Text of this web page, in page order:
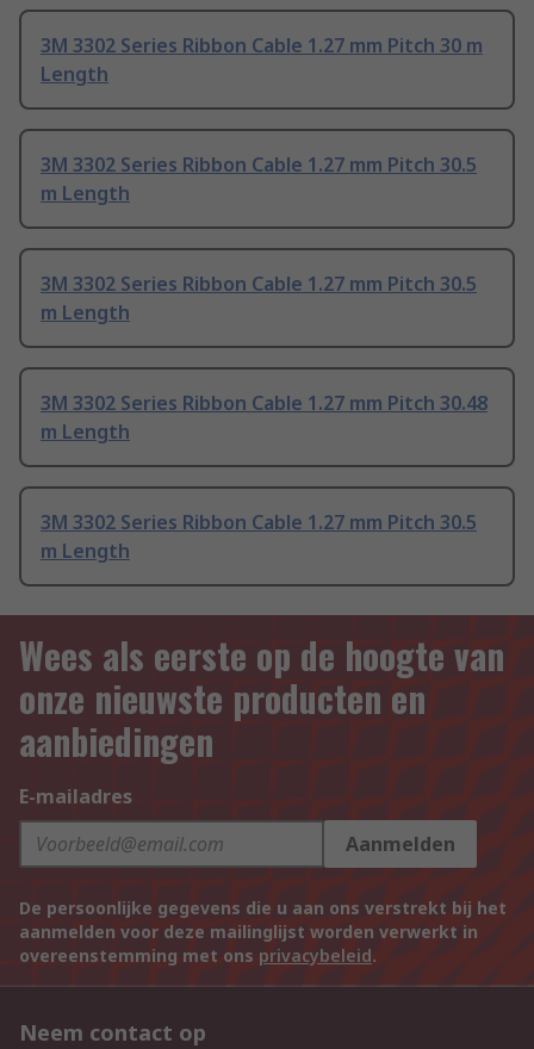
3M 3302 Series Ribbon Cable 1.27 mm Pitch 30 m
Length
3M 3302 Series Ribbon Cable 1.27 mm Pitch 30.5
m Length
3M 3302 Series Ribbon Cable 1.27 mm Pitch 30.5
m Length
3M 3302 Series Ribbon Cable 1.27 mm Pitch 30.48
m Length
3M 3302 Series Ribbon Cable 1.27 mm Pitch 30.5
m Length
Wees als eerste op de hoogte van
onze nieuwste producten en
aanbiedingen
E-mailadres
Aanmelden
De persoonlijke gegevens die u aan ons verstrekt bij het
aanmelden voor deze mailinglijst worden verwerkt in
overeenstemming met ons privacybeleid.
Neem contact op